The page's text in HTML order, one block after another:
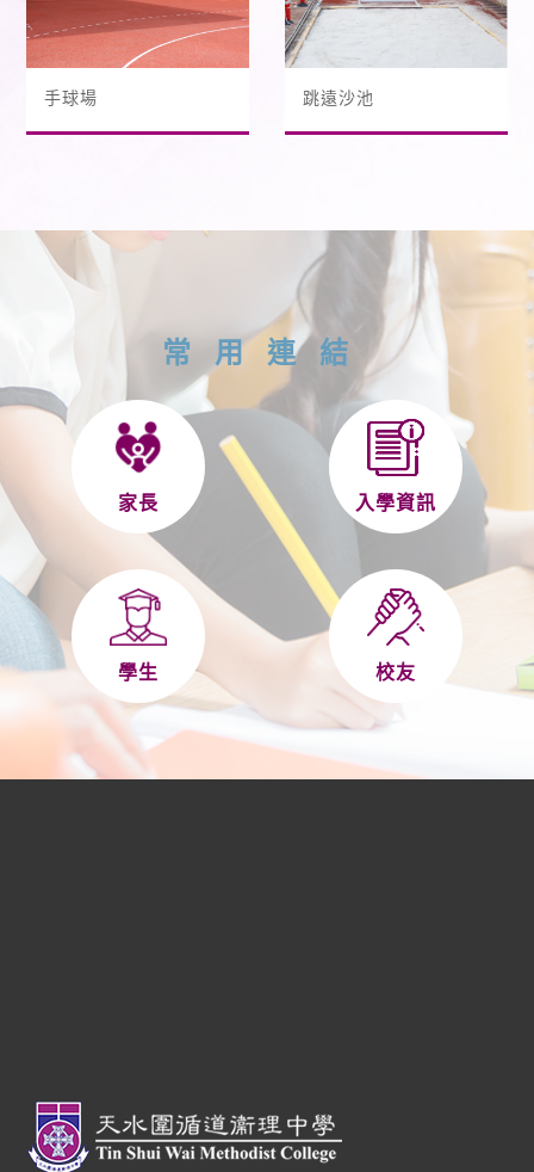
手球場 跳遠沙池
常用連結
家長 入學資訊
學生 校友